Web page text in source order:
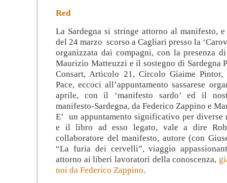
Red
La Sardegna si stringe attorno al manifesto,
del 24 marzo scorso a Cagliari presso la
organizzata dai compagni, con la presenza
Maurizio Matteuzzi e il sostegno di Sardegna
Consart, Articolo 21, Circolo Giaime Pintor,
Pace, eccoci all’appuntamento sassarese
aprile, con il ‘manifesto sardo’ ed il
manifesto-Sardegna, da Federico Zappino e
E’ un appuntamento significativo per diverse
e il libro ad esso legato, vale a dire
collaboratore del manifesto, autore (con
“La furia dei cervelli”, viaggio
attorno ai liberi lavoratori della conoscenza,
noi da Federico Zappino.